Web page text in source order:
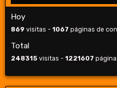
Hoy
869 visitas - 1067 páginas de
Total
248315 visitas - 1221607